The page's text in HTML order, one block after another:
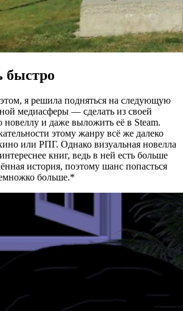
быстро
я решила подняться на следующую
медиасферы — сделать из своей
новеллу и даже выложить её в Steam.
этому жанру всё же далеко
или РПГ. Однако визуальная новелла
книг, ведь в ней есть больше
история, поэтому шанс попасться
больше.*